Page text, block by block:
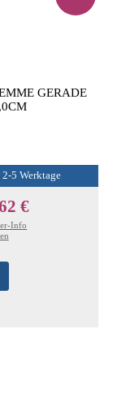
GERADE
5 Werktage
€
Info